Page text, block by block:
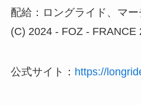
配給：ロングライド、マー
(C) 2024 ‐ FOZ ‐
公式サイト： https://